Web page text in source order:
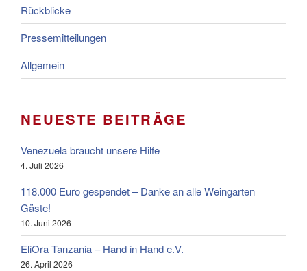
Rückblicke
Pressemitteilungen
Allgemein
NEUESTE BEITRÄGE
Venezuela braucht unsere Hilfe
4. Juli 2026
118.000 Euro gespendet – Danke an alle Weingarten
Gäste!
10. Juni 2026
EliOra Tanzania – Hand in Hand e.V.
26. April 2026